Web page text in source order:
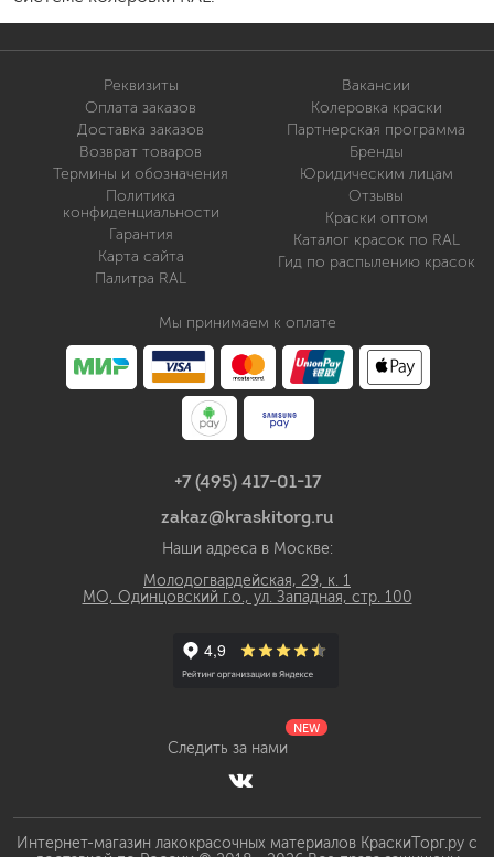
Реквизиты
Оплата заказов
Доставка заказов
Возврат товаров
Термины и обозначения
Политика
конфиденциальности
Гарантия
Карта сайта
Палитра RAL
Вакансии
Колеровка краски
Партнерская программа
Бренды
Юридическим лицам
Отзывы
Краски оптом
Каталог красок по RAL
Гид по распылению красок
Мы принимаем к оплате
+7 (495) 417-01-17
zakaz@kraskitorg.ru
Наши адреса в Москве:
Молодогвардейская, 29, к. 1
МО, Одинцовский г.о., ул. Западная, стр. 100
Следить за нами
NEW
Интернет-магазин лакокрасочных материалов КраскиТорг.ру с